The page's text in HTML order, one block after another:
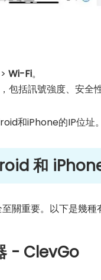
> Wi-Fi。
包括訊號強度、安全
和iPhone的IP位址
和
關重要。以下是幾種
- ClevGo